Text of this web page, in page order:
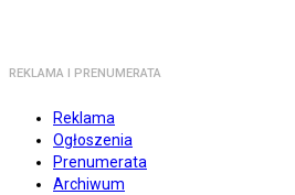
REKLAMA I PRENUMERATA
Reklama
Ogłoszenia
Prenumerata
Archiwum